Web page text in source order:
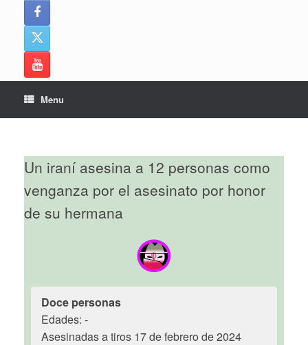
Menu
Un iraní asesina a 12 personas como
venganza por el asesinato por honor
de su hermana
Doce personas
Edades: -
Asesinadas a tiros 17 de febrero de 2024